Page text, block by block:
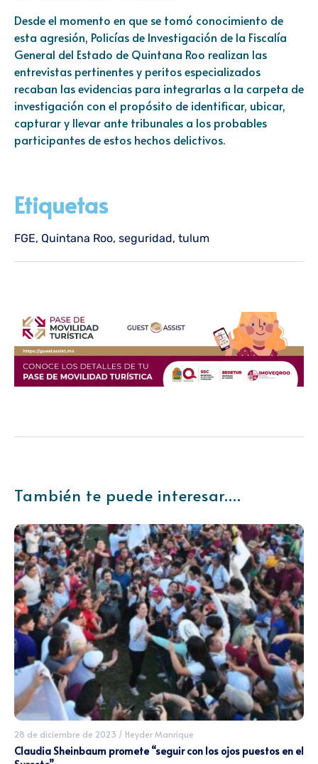
Desde el momento en que se tomó conocimiento de
esta agresión, Policías de Investigación de la Fiscalía
General del Estado de Quintana Roo realizan las
entrevistas pertinentes y peritos especializados
recaban las evidencias para integrarlas a la carpeta de
investigación con el propósito de identificar, ubicar,
capturar y llevar ante tribunales a los probables
participantes de estos hechos delictivos.
Etiquetas
FGE, Quintana Roo, seguridad, tulum
También te puede interesar....
28 de diciembre de 2023 / Heyder Manrique
Claudia Sheinbaum promete “seguir con los ojos puestos en el